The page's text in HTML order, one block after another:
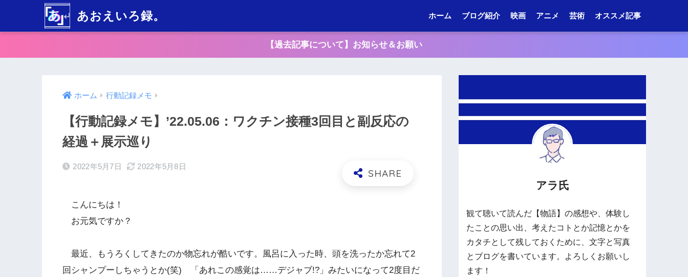
あおえいろ録。 ホーム ブログ紹介 映画 アニメ 芸術 オススメ記事
【過去記事について】お知らせ＆お願い
ホーム 行動記録メモ
【行動記録メモ】’22.05.06：ワクチン接種3回目と副反応の
経過＋展示巡り
2022年5月7日 2022年5月8日
こんにちは！
お元気ですか？
最近、もうろくしてきたのか物忘れが酷いです。風呂に入った時、頭を洗ったか忘れて2
回シャンプーしちゃうとか(笑) 「あれこの感覚は……デジャブ!?」みたいになって2度目だ
アラ氏
観て聴いて読んだ【物語】の感想や、体験し
たことの思い出、考えたコトとか記憶とかを
カタチとして残しておくために、文字と写真
とブログを書いています。よろしくお願いし
ます！